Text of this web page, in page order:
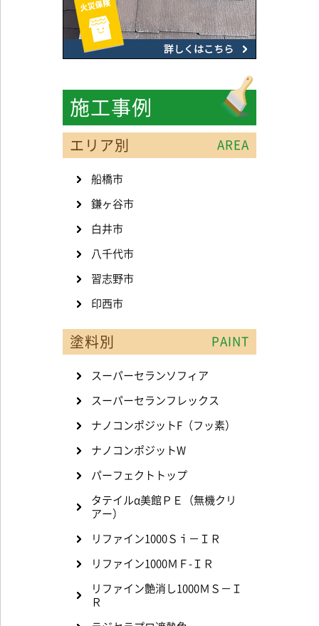
施工事例
エリア別 AREA
船橋市
鎌ヶ谷市
白井市
八千代市
習志野市
印西市
塗料別 PAINT
スーパーセランソフィア
スーパーセランフレックス
ナノコンポジットF（フッ素）
ナノコンポジットW
パーフェクトトップ
タテイルα美館ＰＥ（無機クリ
アー）
リファイン1000Ｓｉ－ＩＲ
リファイン1000ＭＦ-ＩＲ
リファイン艶消し1000ＭＳ－Ｉ
Ｒ